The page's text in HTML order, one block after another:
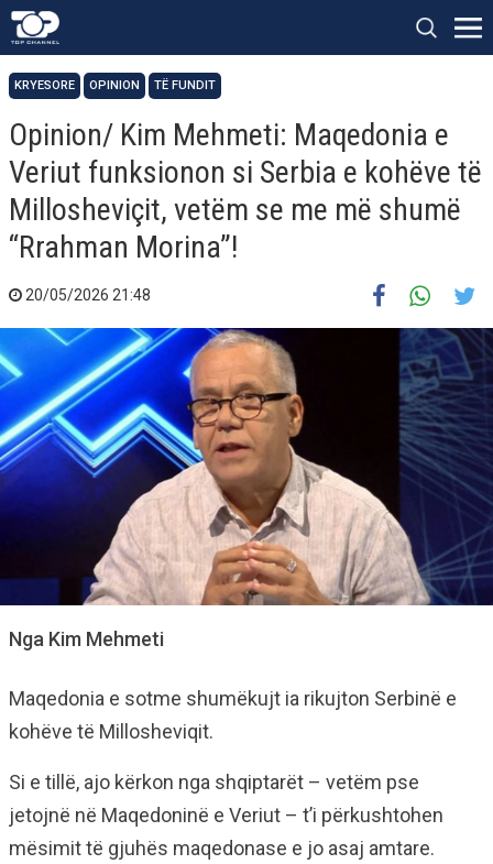
KRYESORE OPINION TË FUNDIT
Opinion/ Kim Mehmeti: Maqedonia e
Veriut funksionon si Serbia e kohëve të
Millosheviçit, vetëm se me më shumë
“Rrahman Morina”!
20/05/2026 21:48
Nga Kim Mehmeti
Maqedonia e sotme shumëkujt ia rikujton Serbinë e
kohëve të Millosheviqit.
Si e tillë, ajo kërkon nga shqiptarët – vetëm pse
jetojnë në Maqedoninë e Veriut – t’i përkushtohen
mësimit të gjuhës maqedonase e jo asaj amtare.